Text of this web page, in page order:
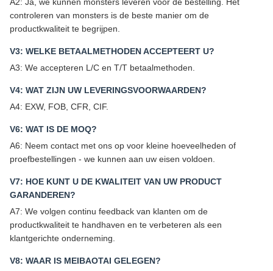
controleren van monsters is de beste manier om de
productkwaliteit te begrijpen.
V3: WELKE BETAALMETHODEN ACCEPTEERT U?
A3: We accepteren L/C en T/T betaalmethoden.
V4: WAT ZIJN UW LEVERINGSVOORWAARDEN?
A4: EXW, FOB, CFR, CIF.
V6: WAT IS DE MOQ?
A6: Neem contact met ons op voor kleine hoeveelheden of
proefbestellingen - we kunnen aan uw eisen voldoen.
V7: HOE KUNT U DE KWALITEIT VAN UW PRODUCT
GARANDEREN?
A7: We volgen continu feedback van klanten om de
productkwaliteit te handhaven en te verbeteren als een
klantgerichte onderneming.
V8: WAAR IS MEIBAOTAI GELEGEN?